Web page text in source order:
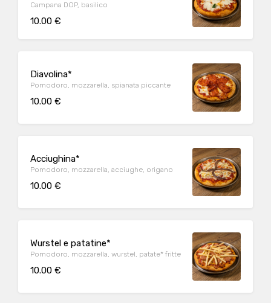
Campana DOP, basilico
10.00 €
Diavolina*
Pomodoro, mozzarella, spianata piccante
10.00 €
Acciughina*
Pomodoro, mozzarella, acciughe, origano
10.00 €
Wurstel e patatine*
Pomodoro, mozzarella, wurstel, patate* fritte
10.00 €